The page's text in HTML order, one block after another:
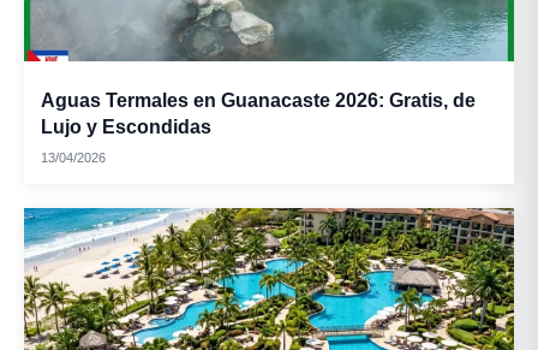
Aguas Termales en Guanacaste 2026: Gratis, de
Lujo y Escondidas
13/04/2026